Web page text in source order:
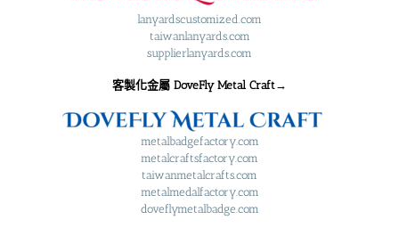
lanyardscustomized.com
taiwanlanyards.com
supplierlanyards.com
客製化金屬 DoveFly Metal Craft→
metalbadgefactory.com
metalcraftsfactory.com
taiwanmetalcrafts.com
metalmedalfactory.com
doveflymetalbadge.com